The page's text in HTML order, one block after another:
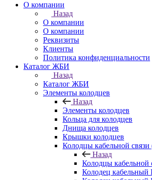
О компании
Назад
О компании
О компании
Реквизиты
Клиенты
Политика конфиденциальности
Каталог ЖБИ
Назад
Каталог ЖБИ
Элементы колодцев
Назад
Элементы колодцев
Кольца для колодцев
Днища колодцев
Крышки колодцев
Колодцы кабельной
Назад
Колодцы
Колодец